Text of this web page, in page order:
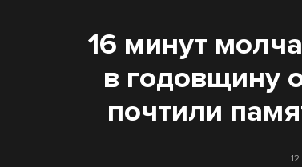
16 минут
в годовщину
почтили